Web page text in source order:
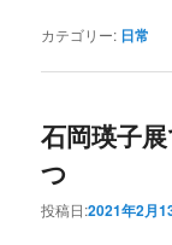
カテゴリー: 日常
石岡瑛子
つ
投稿日:2021年2月